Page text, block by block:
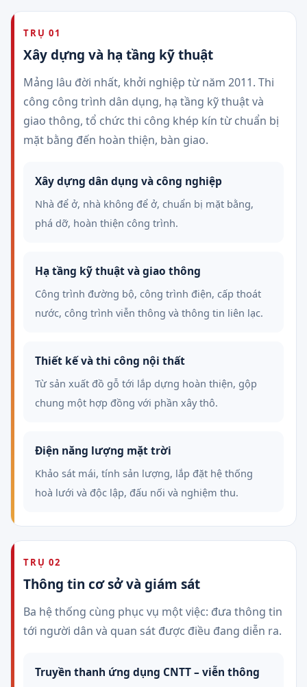
TRỤ 01
Xây dựng và hạ tầng kỹ thuật
Mảng lâu đời nhất, khởi nghiệp từ năm 2011. Thi
công công trình dân dụng, hạ tầng kỹ thuật và
giao thông, tổ chức thi công khép kín từ chuẩn bị
mặt bằng đến hoàn thiện, bàn giao.
Xây dựng dân dụng và công nghiệp
Nhà để ở, nhà không để ở, chuẩn bị mặt bằng,
phá dỡ, hoàn thiện công trình.
Hạ tầng kỹ thuật và giao thông
Công trình đường bộ, công trình điện, cấp thoát
nước, công trình viễn thông và thông tin liên lạc.
Thiết kế và thi công nội thất
Từ sản xuất đồ gỗ tới lắp dựng hoàn thiện, gộp
chung một hợp đồng với phần xây thô.
Điện năng lượng mặt trời
Khảo sát mái, tính sản lượng, lắp đặt hệ thống
hoà lưới và độc lập, đấu nối và nghiệm thu.
TRỤ 02
Thông tin cơ sở và giám sát
Ba hệ thống cùng phục vụ một việc: đưa thông tin
tới người dân và quan sát được điều đang diễn ra.
Truyền thanh ứng dụng CNTT – viễn thông